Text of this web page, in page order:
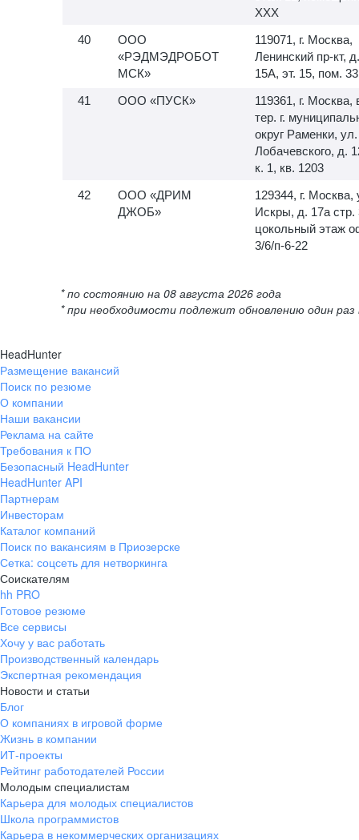
XXX
ООО
«РЭДМЭДРОБОТ
МСК»
119071, г. Москва,
Ленинский пр-кт, д.
15А, эт. 15, пом. 33
ООО «ПУСК»
119361, г. Москва,
тер. г.
округ Раменки, ул.
Лобачевского, д.
к. 1, кв. 1203
ООО «ДРИМ
ДЖОБ»
129344, г. Москва,
Искры, д. 17а стр.
цокольный этаж
3/6/п-6-22
* по состоянию на 08 августа 2026 года
* при необходимости подлежит обновлению один раз
HeadHunter
Размещение вакансий
Поиск по резюме
О компании
Наши вакансии
Реклама на сайте
Требования к ПО
Безопасный HeadHunter
HeadHunter API
Партнерам
Инвесторам
Каталог компаний
Поиск по вакансиям в Приозерске
Сетка: соцсеть для нетворкинга
Соискателям
hh PRO
Готовое резюме
Все сервисы
Хочу у вас работать
Производственный календарь
Экспертная рекомендация
Новости и статьи
Блог
О компаниях в игровой форме
Жизнь в компании
ИТ-проекты
Рейтинг работодателей России
Молодым специалистам
Карьера для молодых специалистов
Школа программистов
Карьера в некоммерческих организациях